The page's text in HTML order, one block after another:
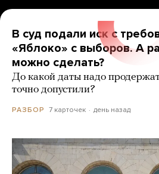
В суд подали иск с
«Яблоко» с выборов. А
можно сделать?
До какой даты надо
точно допустили?
РАЗБОР 7 карточек день назад